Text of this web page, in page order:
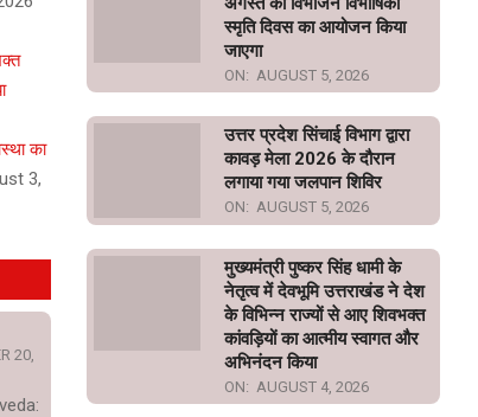
का
3,
20,
स्मृति दिवस का आयोजन किया
जाएगा
ON: AUGUST 5, 2026
उत्तर प्रदेश सिंचाई विभाग द्वारा
कावड़ मेला 2026 के दौरान
लगाया गया जलपान शिविर
ON: AUGUST 5, 2026
मुख्यमंत्री पुष्कर सिंह धामी के
नेतृत्व में देवभूमि उत्तराखंड ने देश
के विभिन्न राज्यों से आए शिवभक्त
कांवड़ियों का आत्मीय स्वागत और
अभिनंदन किया
ON: AUGUST 4, 2026